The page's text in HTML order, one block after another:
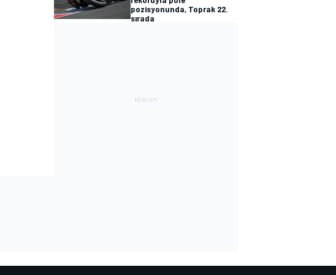
pozisyonunda, Toprak 22.
sırada